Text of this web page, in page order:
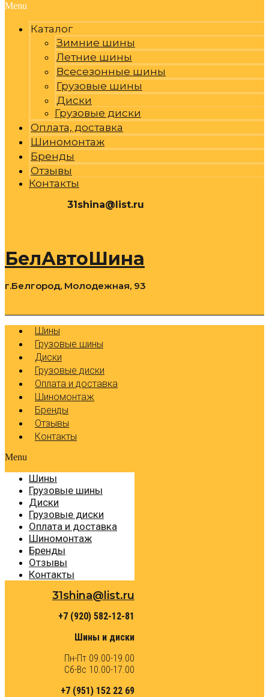
Menu
Каталог
Зимние шины
Летние шины
Всесезонные шины
Грузовые шины
Диски
Грузовые диски
Оплата, доставка
Шиномонтаж
Бренды
Отзывы
Контакты
31shina@list.ru
БелАвтоШина
г.Белгород, Молодежная, 93
Шины
Грузовые шины
Диски
Грузовые диски
Оплата и доставка
Шиномонтаж
Бренды
Отзывы
Контакты
Menu
Шины
Грузовые шины
Диски
Грузовые диски
Оплата и доставка
Шиномонтаж
Бренды
Отзывы
Контакты
31shina@list.ru
+7 (920) 582-12-81
Шины и диски
Пн-Пт 09.00-19.00
Сб-Вс 10.00-17.00
+7 (951) 152 22 69